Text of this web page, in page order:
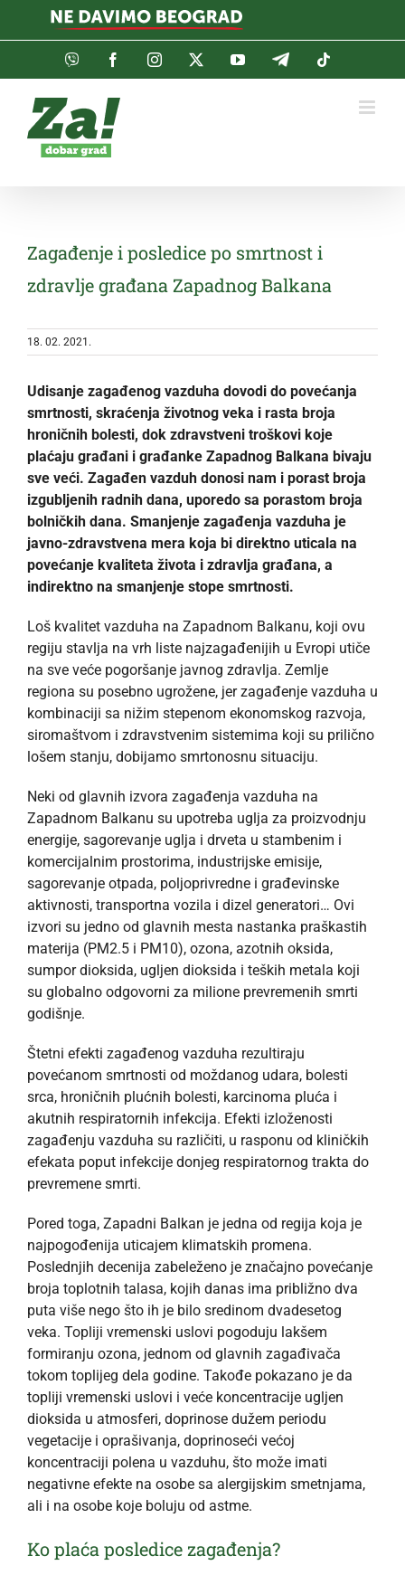
Viber FacebookInstagramTwitterYouTubeTelegram
Zagađenje i posledice po smrtnost i
zdravlje građana Zapadnog Balkana
18. 02. 2021.
Udisanje zagađenog vazduha dovodi do povećanja
smrtnosti, skraćenja životnog veka i rasta broja
hroničnih bolesti, dok zdravstveni troškovi koje
plaćaju građani i građanke Zapadnog Balkana bivaju
sve veći. Zagađen vazduh donosi nam i porast broja
izgubljenih radnih dana, uporedo sa porastom broja
bolničkih dana. Smanjenje zagađenja vazduha je
javno-zdravstvena mera koja bi direktno uticala na
povećanje kvaliteta života i zdravlja građana, a
indirektno na smanjenje stope smrtnosti.
Loš kvalitet vazduha na Zapadnom Balkanu, koji ovu
regiju stavlja na vrh liste najzagađenijih u Evropi utiče
na sve veće pogoršanje javnog zdravlja. Zemlje
regiona su posebno ugrožene, jer zagađenje vazduha u
kombinaciji sa nižim stepenom ekonomskog razvoja,
siromaštvom i zdravstvenim sistemima koji su prilično
lošem stanju, dobijamo smrtonosnu situaciju.
Neki od glavnih izvora zagađenja vazduha na
Zapadnom Balkanu su upotreba uglja za proizvodnju
energije, sagorevanje uglja i drveta u stambenim i
komercijalnim prostorima, industrijske emisije,
sagorevanje otpada, poljoprivredne i građevinske
aktivnosti, transportna vozila i dizel generatori… Ovi
izvori su jedno od glavnih mesta nastanka praškastih
materija (PM2.5 i PM10), ozona, azotnih oksida,
sumpor dioksida, ugljen dioksida i teških metala koji
su globalno odgovorni za milione prevremenih smrti
godišnje.
Štetni efekti zagađenog vazduha rezultiraju
povećanom smrtnosti od moždanog udara, bolesti
srca, hroničnih plućnih bolesti, karcinoma pluća i
akutnih respiratornih infekcija. Efekti izloženosti
zagađenju vazduha su različiti, u rasponu od kliničkih
efekata poput infekcije donjeg respiratornog trakta do
prevremene smrti.
Pored toga, Zapadni Balkan je jedna od regija koja je
najpogođenija uticajem klimatskih promena.
Poslednjih decenija zabeleženo je značajno povećanje
broja toplotnih talasa, kojih danas ima približno dva
puta više nego što ih je bilo sredinom dvadesetog
veka. Topliji vremenski uslovi pogoduju lakšem
formiranju ozona, jednom od glavnih zagađivača
tokom toplijeg dela godine. Takođe pokazano je da
topliji vremenski uslovi i veće koncentracije ugljen
dioksida u atmosferi, doprinose dužem periodu
vegetacije i oprašivanja, doprinoseći većoj
koncentraciji polena u vazduhu, što može imati
negativne efekte na osobe sa alergijskim smetnjama,
ali i na osobe koje boluju od astme.
Ko plaća posledice zagađenja?